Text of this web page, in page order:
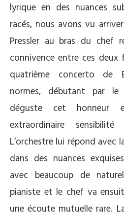
lyrique en des nuances
racés, nous avons vu
Pressler au bras du chef
connivence entre ces deux
quatrième concerto de
normes, débutant par le
déguste cet
extraordinaire
L’orchestre lui répond avec
dans des nuances
avec beaucoup de
pianiste et le chef va
une écoute mutuelle rare.